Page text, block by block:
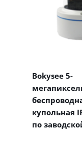
Bokysee 5-
купольная
по